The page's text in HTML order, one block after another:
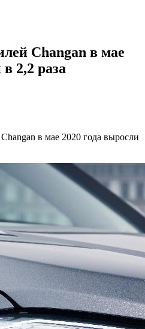
Changan в мае
2,2 раза
в мае 2020 года выросли